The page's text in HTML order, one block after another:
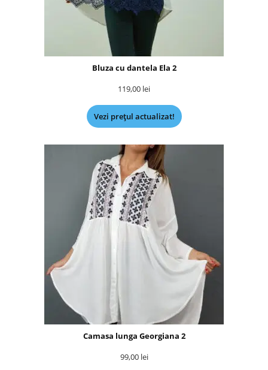
Bluza cu dantela Ela 2
119,00 lei
Vezi prețul actualizat!
Camasa lunga Georgiana 2
99,00 lei